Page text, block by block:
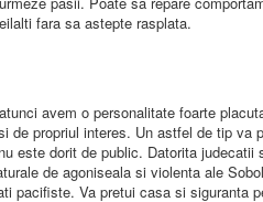
fara sa astepte rasplata.
avem o personalitate foarte
de propriul interes. Un astfel de tip va
este dorit de public. Datorita judecatii
de agoniseala si violenta ale
pacifiste. Va pretui casa si siguranta